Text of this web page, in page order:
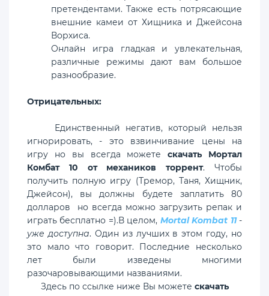
претендентами. Также есть потрясающие
внешние камеи от Хищника и Джейсона
Ворхиса.
Онлайн игра гладкая и увлекательная,
различные режимы дают вам большое
разнообразие.
Отрицательных:
Единственный негатив, который нельзя
игнорировать, - это взвинчивание цены на
игру но вы всегда можетескачать
Мортал
Комбат 10 от механиков торрент. Чтобы
получить полную игру (Тремор, Таня, Хищник,
Джейсон), вы должны будете заплатить 80
долларов но всегда можно загрузить репак и
играть бесплатно =).В целом, Mortal Kombat 11-
уже доступна. Один из лучших в этом году, но
это мало что говорит. Последние несколько
лет были изведены многими
разочаровывающими названиями.
Здесь по ссылке ниже Вы можете скачать